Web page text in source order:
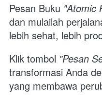
Pesan Buku "Atomic
dan mulailah
Klik tombol "Pesan
transformasi Anda
yang membawa